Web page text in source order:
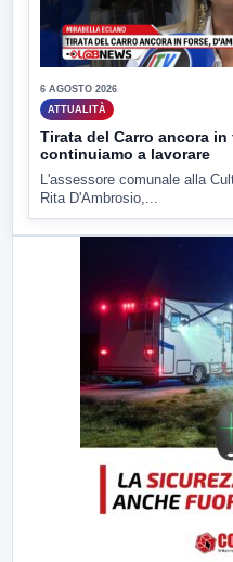
6 AGOSTO 2026
ATTUALITÀ
Tirata del Carro ancora
continuiamo a lavorare
L'assessore comunale alla
Rita D'Ambrosio,...